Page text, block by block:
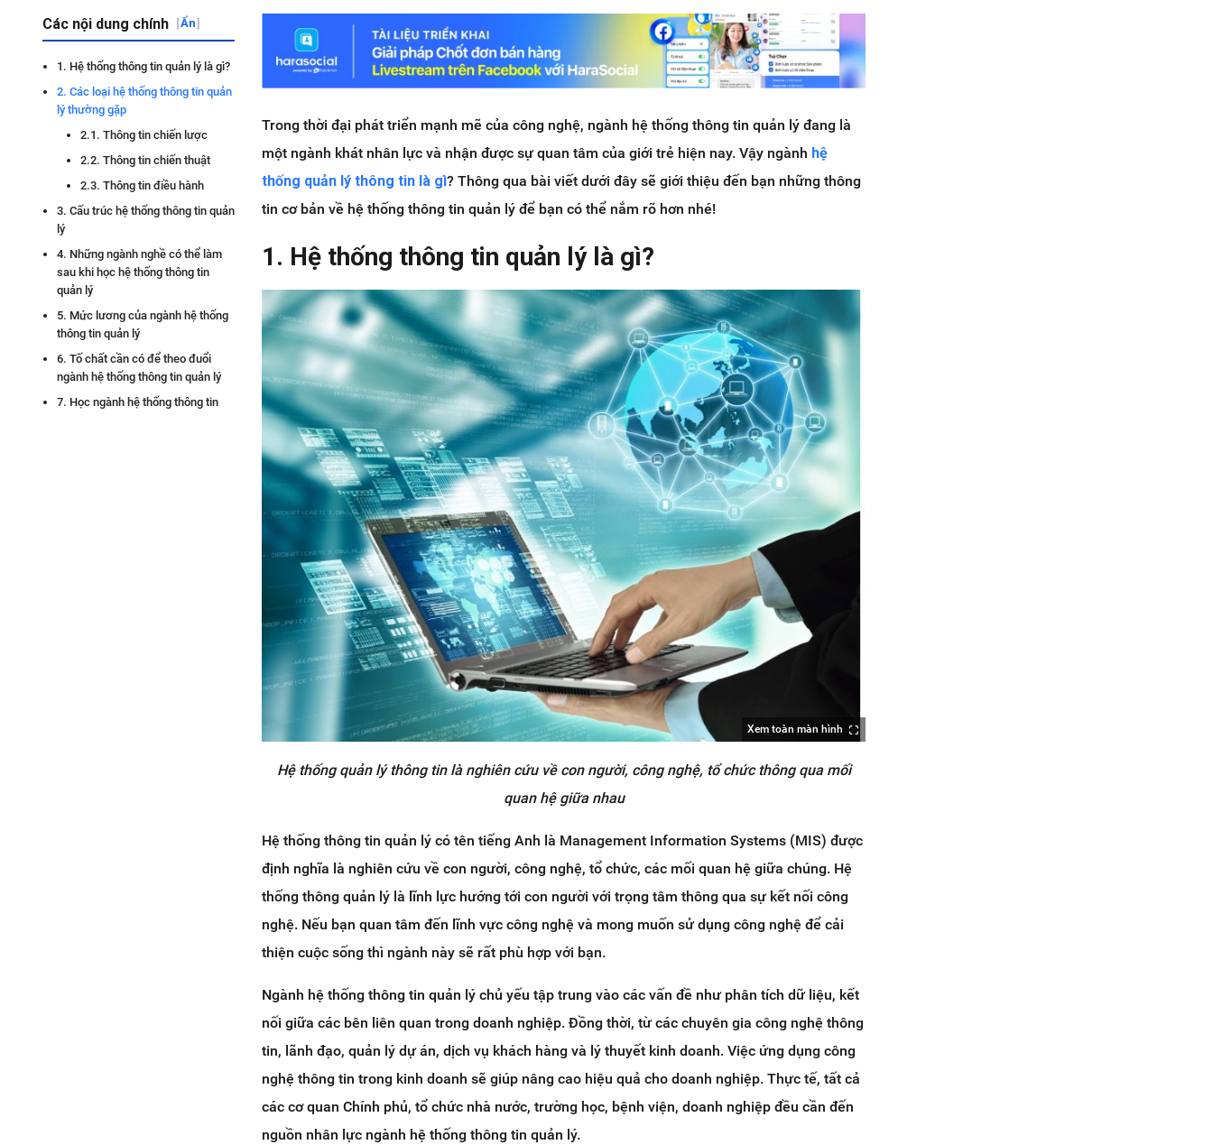
Các nội dung chính [Ẩn]
1. Hệ thống thông tin quản lý là gì?
2. Các loại hệ thống thông tin quản
lý thường gặp
2.1. Thông tin chiến lược
2.2. Thông tin chiến thuật
2.3. Thông tin điều hành
3. Cấu trúc hệ thống thông tin quản
lý
4. Những ngành nghề có thể làm
sau khi học hệ thống thông tin
quản lý
5. Mức lương của ngành hệ thống
thông tin quản lý
6. Tố chất cần có để theo đuổi
ngành hệ thống thông tin quản lý
7. Học ngành hệ thống thông tin
Trong thời đại phát triển mạnh mẽ của công nghệ, ngành hệ thống thông tin quản lý đang là
một ngành khát nhân lực và nhận được sự quan tâm của giới trẻ hiện nay. Vậy ngành hệ
thống quản lý thông tin là gì? Thông qua bài viết dưới đây sẽ giới thiệu đến bạn những thông
tin cơ bản về hệ thống thông tin quản lý để bạn có thể nắm rõ hơn nhé!
1. Hệ thống thông tin quản lý là gì?
Xem toàn màn hình
Hệ thống quản lý thông tin là nghiên cứu về con người, công nghệ, tổ chức thông qua mối
quan hệ giữa nhau
Hệ thống thông tin quản lý có tên tiếng Anh là Management Information Systems (MIS) được
định nghĩa là nghiên cứu về con người, công nghệ, tổ chức, các mối quan hệ giữa chúng. Hệ
thống thông quản lý là lĩnh lực hướng tới con người với trọng tâm thông qua sự kết nối công
nghệ. Nếu bạn quan tâm đến lĩnh vực công nghệ và mong muốn sử dụng công nghệ để cải
thiện cuộc sống thì ngành này sẽ rất phù hợp với bạn.
Ngành hệ thống thông tin quản lý chủ yếu tập trung vào các vấn đề như phân tích dữ liệu, kết
nối giữa các bên liên quan trong doanh nghiệp. Đồng thời, từ các chuyên gia công nghệ thông
tin, lãnh đạo, quản lý dự án, dịch vụ khách hàng và lý thuyết kinh doanh. Việc ứng dụng công
nghệ thông tin trong kinh doanh sẽ giúp nâng cao hiệu quả cho doanh nghiệp. Thực tế, tất cả
các cơ quan Chính phủ, tổ chức nhà nước, trường học, bệnh viện, doanh nghiệp đều cần đến
nguồn nhân lực ngành hệ thống thông tin quản lý.